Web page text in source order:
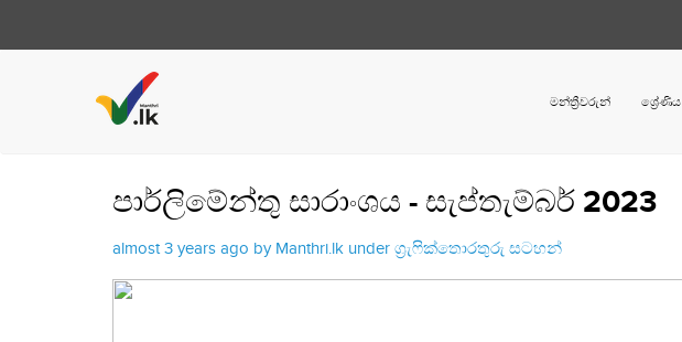
මන්ත්‍රීවරුන් ශ්‍රේණිය
පාර්ලිමේන්තු සාරාංශය - සැප්තැම්බර් 2023
almost 3 years ago by Manthri.lk under ග්‍රැෆික්තොරතුරු සටහන්